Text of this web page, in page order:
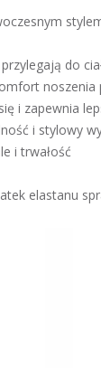
do
noszenia
i zapewnia
i stylowy
i trwałość
elastanu